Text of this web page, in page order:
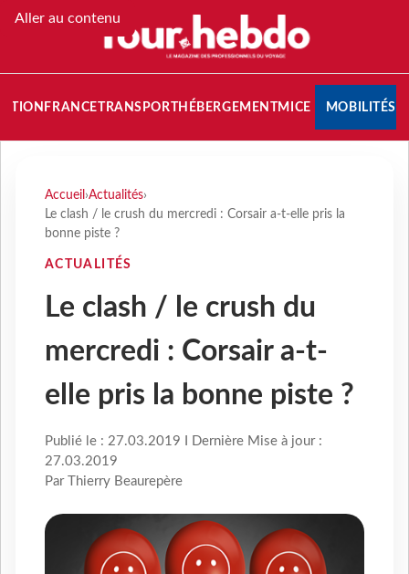
Aller au contenu
FRANCETRANSPORT HÉBERGEMENTMICE MOBILITÉS
Accueil ›Actualités›
Le clash / le crush du mercredi : Corsair a-t-elle pris la
bonne piste ?
ACTUALITÉS
Le clash / le crush du
mercredi : Corsair a-t-
elle pris la bonne piste ?
Publié le : 27.03.2019 I Dernière Mise à jour :
27.03.2019
Par Thierry Beaurepère